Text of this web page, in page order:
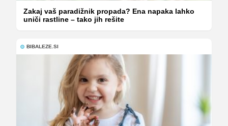
Zakaj vaš paradižnik propada? Ena napaka lahko
uniči rastline – tako jih rešite
BIBALEZE.SI